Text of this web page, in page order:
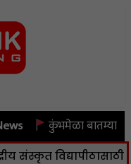
कुंभमेळा बातम्या
विद्यापीठासाठी १६.८०